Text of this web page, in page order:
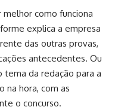
como funciona
explica a empresa
das outras provas,
antecedentes. Ou
tema da redação para a
na hora, com as
o concurso.